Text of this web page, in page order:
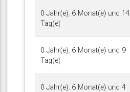
0 Jahr(e), 6 Monat(e) und 14
Tag(e)
0 Jahr(e), 6 Monat(e) und 9
Tag(e)
0 Jahr(e), 6 Monat(e) und 4